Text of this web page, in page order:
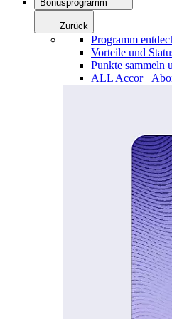
Bonusprogramm
Zurück
Programm
Vorteile und
Punkte sammeln
ALL Accor+